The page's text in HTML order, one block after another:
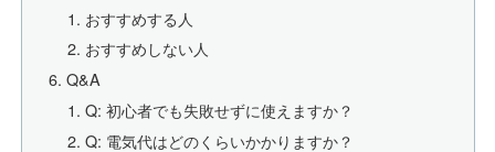
おすすめする人
おすすめしない人
Q&A
Q: 初心者でも失敗せずに使えますか？
Q: 電気代はどのくらいかかりますか？